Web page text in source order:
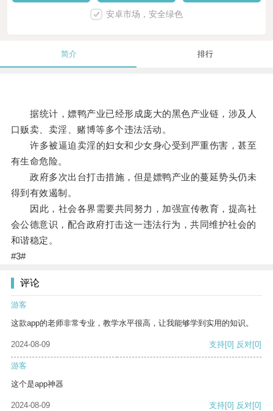
安卓市场，安全绿色
简介 排行
据统计，嫖鸭产业已经形成庞大的黑色产业链，涉及人
口贩卖、卖淫、赌博等多个违法活动。
许多被逼迫卖淫的妇女和少女身心受到严重伤害，甚至
有生命危险。
政府多次出台打击措施，但是嫖鸭产业的蔓延势头仍未
得到有效遏制。
因此，社会各界需要共同努力，加强宣传教育，提高社
会公德意识，配合政府打击这一违法行为，共同维护社会的
和谐稳定。
#3#
评论
游客
这款app的老师非常专业，教学水平很高，让我能够学到实用的知识。
2024-08-09 支持[0] 反对[0]
游客
这个是app神器
2024-08-09 支持[0] 反对[0]